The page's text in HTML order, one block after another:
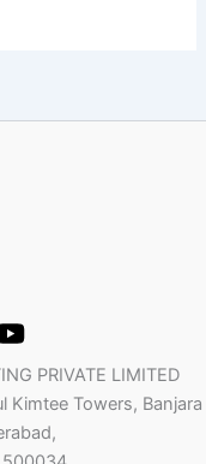
PRIVATE LIMITED
Towers, Banjara